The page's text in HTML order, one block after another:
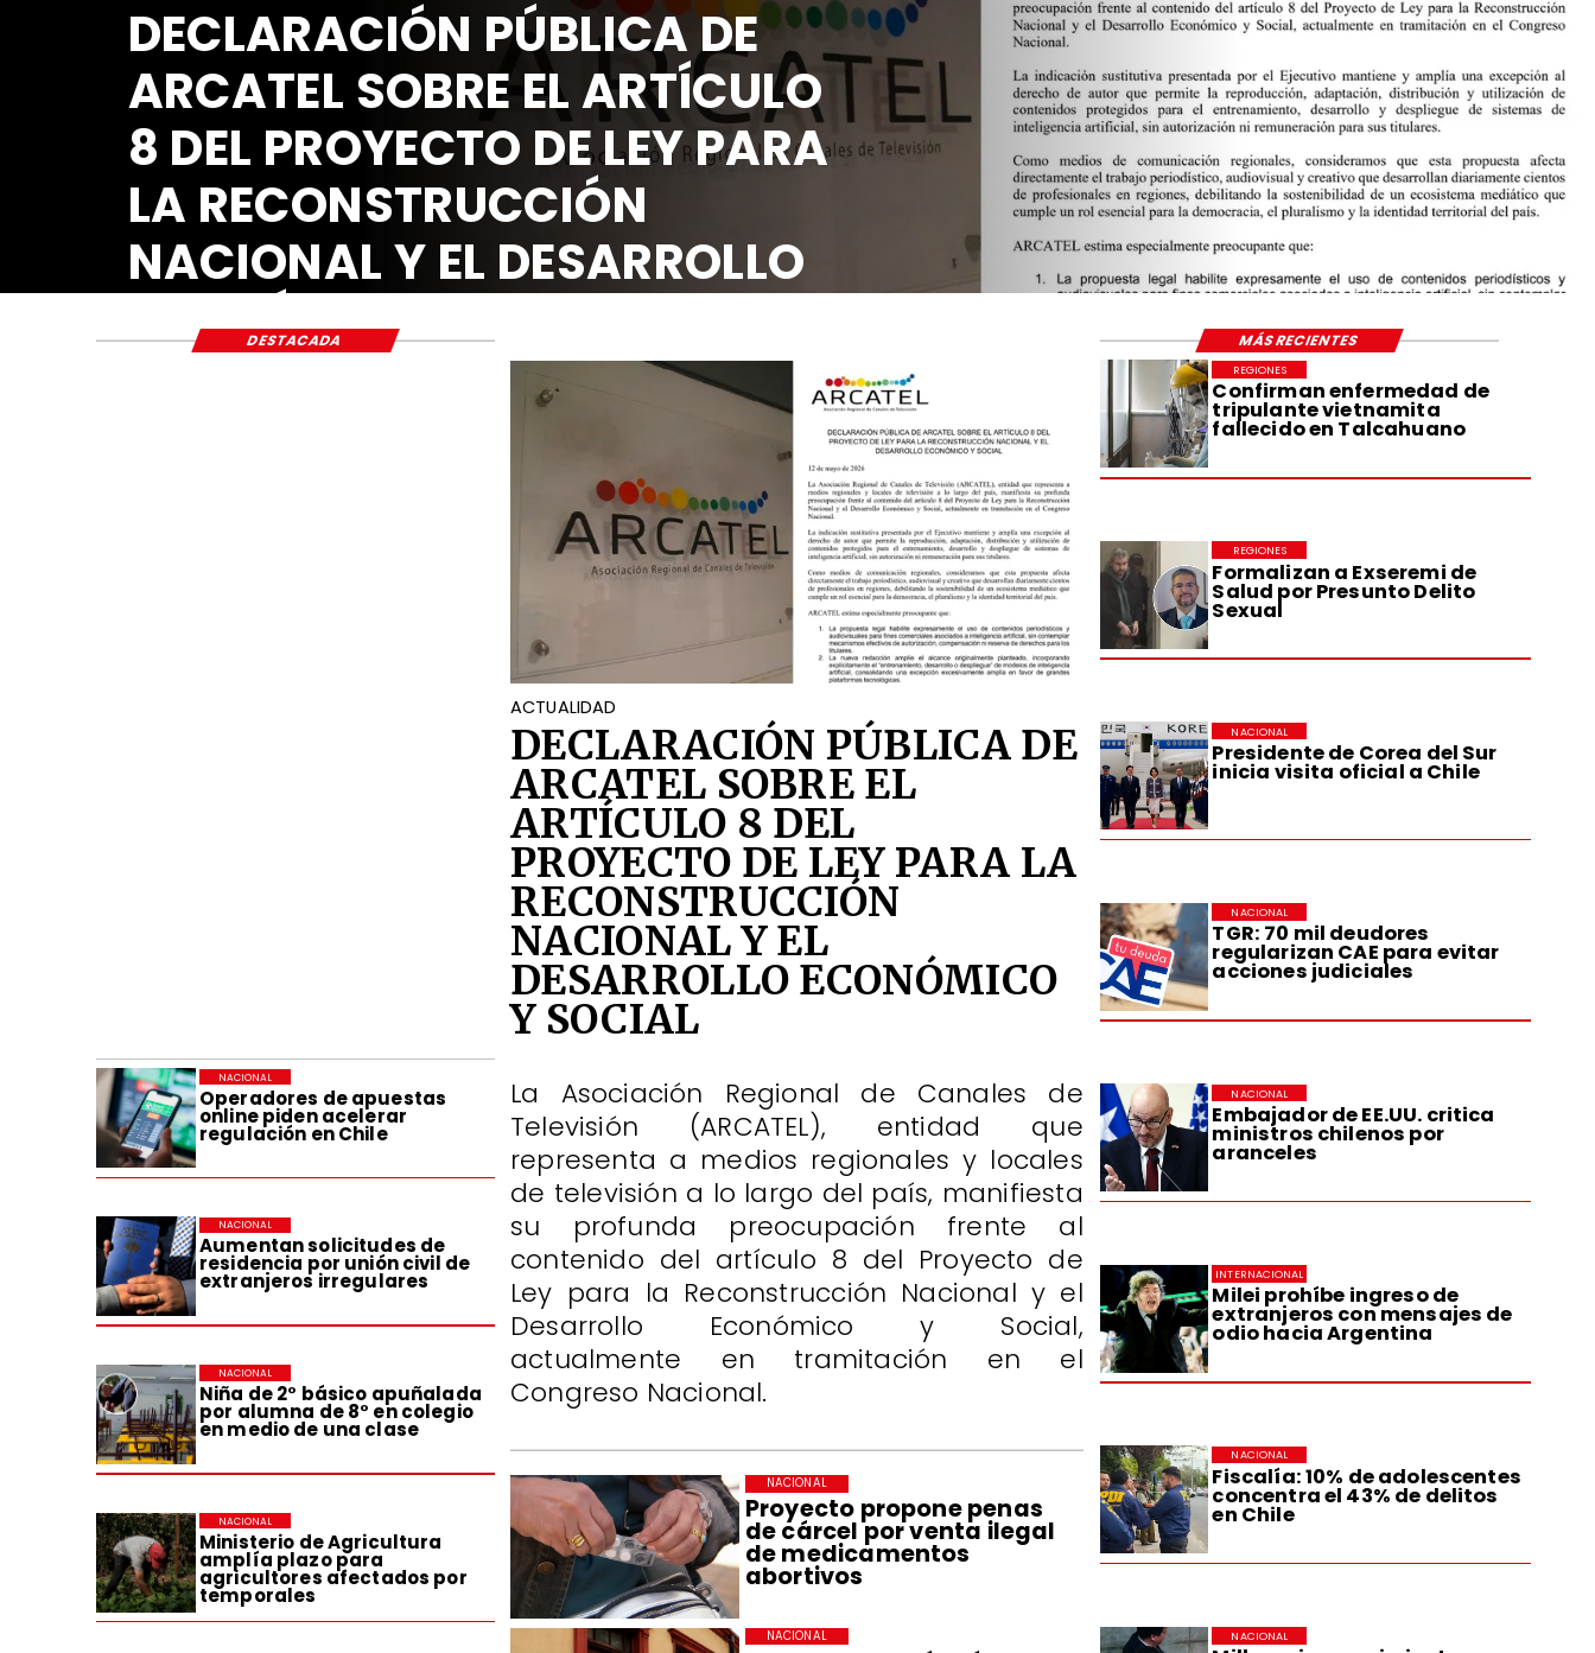
DECLARACIÓN PÚBLICA DE
ARCATEL SOBRE EL ARTÍCULO
8 DEL PROYECTO DE LEY PARA
LA RECONSTRUCCIÓN
NACIONAL Y EL DESARROLLO
ECONÓMICO Y SOCIAL
Confirman enfermedad de
tripulante vietnamita
fallecido en Talcahuano
REGIONES
Formalizan a Exseremi de
Salud por Presunto Delito
Sexual
REGIONES
Presidente de Corea del Sur
inicia visita oficial a Chile
NACIONAL
TGR: 70 mil deudores
regularizan CAE para evitar
acciones judiciales
NACIONAL
Embajador de EE.UU. critica
ministros chilenos por
aranceles
NACIONAL
Milei prohíbe ingreso de
extranjeros con mensajes de
odio hacia Argentina
INTERNACIONAL
Fiscalía: 10% de adolescentes
concentra el 43% de delitos
en Chile
NACIONAL
NACIONAL
Operadores de apuestas
online piden acelerar
regulación en Chile
NACIONAL
Aumentan solicitudes de
residencia por unión civil de
extranjeros irregulares
NACIONAL
Niña de 2° básico apuñalada
por alumna de 8° en colegio
en medio de una clase
NACIONAL
Ministerio de Agricultura
amplía plazo para
agricultores afectados por
temporales
NACIONAL Proyecto propone penas
de cárcel por venta ilegal
de medicamentos
abortivos
NACIONAL
NACIONAL
ACTUALIDAD
DECLARACIÓN PÚBLICA DE
ARCATEL SOBRE EL
ARTÍCULO 8 DEL
PROYECTO DE LEY PARA LA
RECONSTRUCCIÓN
NACIONAL Y EL
DESARROLLO ECONÓMICO
Y SOCIAL
La Asociación Regional de Canales de
Televisión (ARCATEL), entidad que
representa a medios regionales y locales
de televisión a lo largo del país, manifiesta
su profunda preocupación frente al
contenido del artículo 8 del Proyecto de
Ley para la Reconstrucción Nacional y el
Desarrollo Económico y Social,
actualmente en tramitación en el
Congreso Nacional.
DESTACADA MÁS RECIENTES